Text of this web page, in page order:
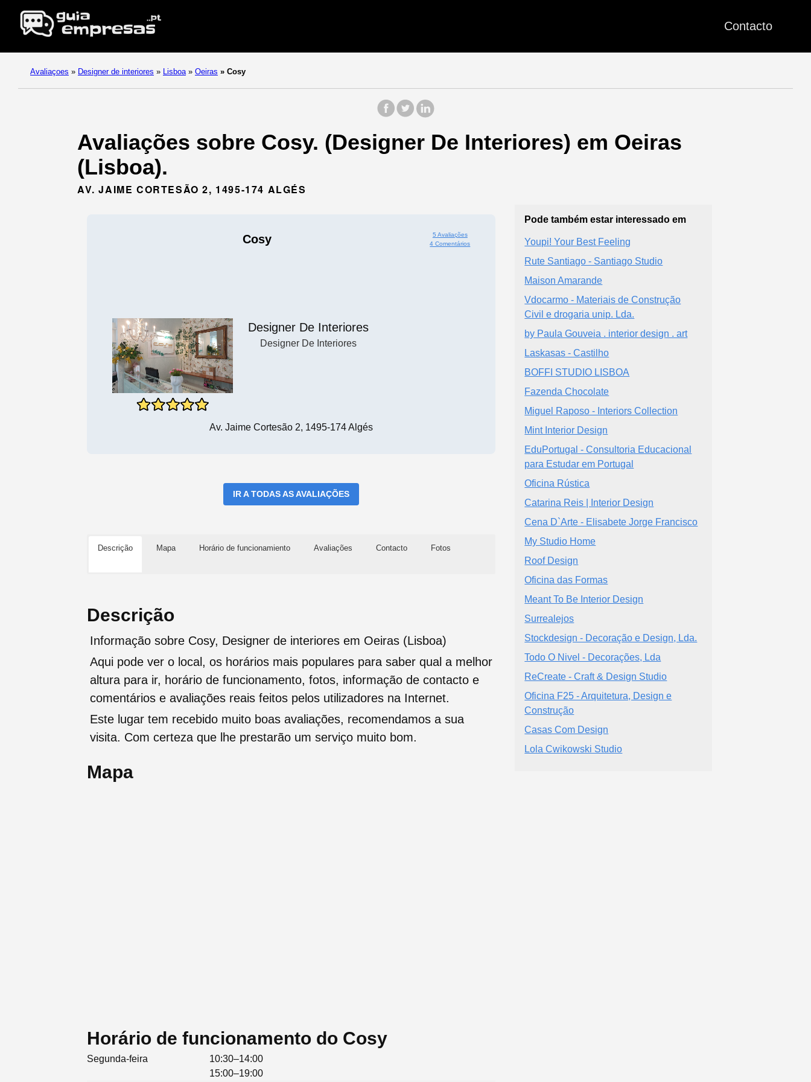
Contacto
Avaliaçoes » Designer de interiores » Lisboa » Oeiras » Cosy
Avaliações sobre Cosy. (Designer De Interiores) em Oeiras
(Lisboa).
AV. JAIME CORTESÃO 2, 1495-174 ALGÉS
Cosy
5 Avaliações
4 Comentários
Designer De Interiores
Designer De Interiores
Av. Jaime Cortesão 2, 1495-174 Algés
IR A TODAS AS AVALIAÇÕES
Descrição Mapa Horário de funcionamiento Avaliações Contacto Fotos
Descrição
Informação sobre Cosy, Designer de interiores em Oeiras (Lisboa)
Aqui pode ver o local, os horários mais populares para saber qual a melhor
altura para ir, horário de funcionamento, fotos, informação de contacto e
comentários e avaliações reais feitos pelos utilizadores na Internet.
Este lugar tem recebido muito boas avaliações, recomendamos a sua
visita. Com certeza que lhe prestarão um serviço muito bom.
Mapa
Horário de funcionamento do Cosy
Segunda-feira
10:30–14:00
15:00–19:00
Pode também estar interessado em
Youpi! Your Best Feeling
Rute Santiago - Santiago Studio
Maison Amarande
Vdocarmo - Materiais de Construção
Civil e drogaria unip. Lda.
by Paula Gouveia . interior design . art
Laskasas - Castilho
BOFFI STUDIO LISBOA
Fazenda Chocolate
Miguel Raposo - Interiors Collection
Mint Interior Design
EduPortugal - Consultoria Educacional
para Estudar em Portugal
Oficina Rústica
Catarina Reis | Interior Design
Cena D`Arte - Elisabete Jorge Francisco
My Studio Home
Roof Design
Oficina das Formas
Meant To Be Interior Design
Surrealejos
Stockdesign - Decoração e Design, Lda.
Todo O Nivel - Decorações, Lda
ReCreate - Craft & Design Studio
Oficina F25 - Arquitetura, Design e
Construção
Casas Com Design
Lola Cwikowski Studio